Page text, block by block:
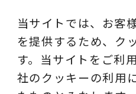
ビジネステーマ解説集
動画ライブラリ
当サイトでは、お客
を提供するため、ク
す。当サイトをご利
社のクッキーの利用